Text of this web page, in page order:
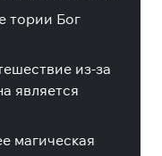
тории Бог
из-за
является
магическая